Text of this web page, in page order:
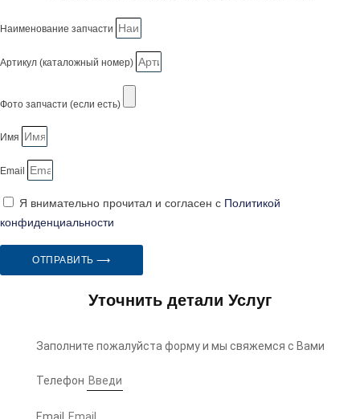
Наименование запчасти
Артикул (каталожный номер)
Фото запчасти (если есть)
Имя
Email
Я внимательно прочитал и согласен с Политикой
конфиденциальности
ОТПРАВИТЬ ⟶
Уточнить детали Услуг
Заполните пожалуйста форму и мы свяжемся с Вами
Телефон